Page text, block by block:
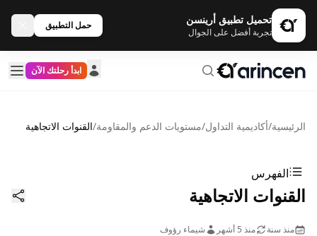
تحميل تطبيق أرينسن
تجربة أفضل على الجوال
حمل التطبيق
ابدأ رحلتك الآن
الرئيسية/أكاديمية التداول/مستويات الدعم والمقاومة/القنوات الاتجاهية
الفهرس
القنوات الاتجاهية
منذ سنة منذ 5 أشهر شيماء رؤوف